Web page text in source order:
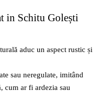
in Schitu Golești
aduc un aspect rustic și
sau neregulate, imitând
cum ar fi ardezia sau